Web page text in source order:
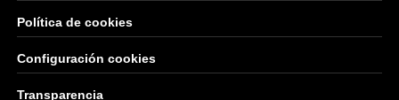
Política de cookies
Configuración cookies
Transparencia